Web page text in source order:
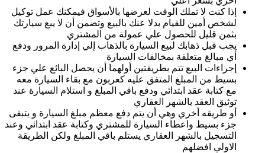
إذا كنت لا تملك الوقت لعرضها بالأسواق فيمكنك عمل توكيل
لشخص أمين للقيام بدلا عنك بالبيع وتضمن أن لا يبع سيارتك
بثمن قليل للحصول علي عمولة من المشتري
يجب قبل ذهابك لبيع السيارة بالذهاب إلي إدارة المرور ودفع
أي مبالغ متعلقة بمخالفات السيارة
إجراءات البيع تتم بطريقتين أولهما أن يحصل البائع علي جزء
بسيط من المبلغ المتفق عليه كعربون مع بقاء السيارة معه
مع كتابة عقد ابتدائي ودفع باقي المبلغ و استلام السيارة عند
توثيق العقد بالشهر العقاري
أو طريقه أخري وهي أن يتم دفع معظم مبلغ السيارة و يتبقى
جزء بسيط واعطاء السيارة للمشتري وكتابة عقد ابتدائي وعند
التسجيل بالشهر العقاري يستلم باقي المبلغ ولكن الطريقة
الاولي افضلهم